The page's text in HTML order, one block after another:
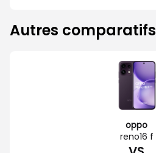
Autres comparatifs
oppo
reno16 f